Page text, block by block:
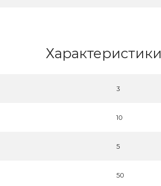
Характеристики
3
10
5
50